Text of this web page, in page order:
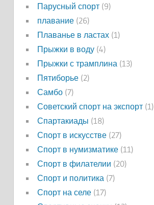
Парусный спорт(9)
плавание(26)
Плаванье в ластах(1)
Прыжки в воду(4)
Прыжки с трамплина (13)
Пятиборье(2)
Самбо(7)
Советский спорт на экспорт(1)
Спартакиады (18)
Спорт в искусстве(27)
Спорт в нумизматике(11)
Спорт в филателии (20)
Спорт и политика (7)
Спорт на селе(17)